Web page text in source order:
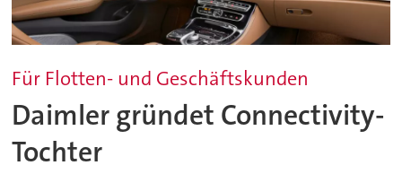
Für Flotten- und Geschäftskunden
Daimler gründet Connectivity-
Tochter